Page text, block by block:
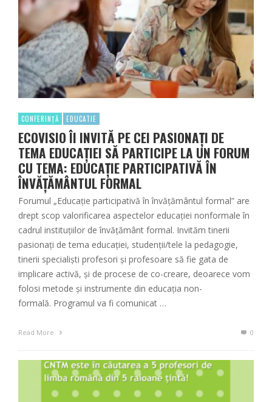
CONFERINȚĂ EDUCATIE
ECOVISIO ÎI INVITĂ PE CEI PASIONAȚI DE
TEMA EDUCAȚIEI SĂ PARTICIPE LA UN FORUM
CU TEMA: EDUCAȚIE PARTICIPATIVĂ ÎN
ÎNVĂȚĂMÂNTUL FORMAL
Forumul „Educație participativă în învățământul formal” are
drept scop valorificarea aspectelor educației nonformale în
cadrul instituțiilor de învățământ formal. Invităm tinerii
pasionați de tema educației, studenții/tele la pedagogie,
tinerii specialiști profesori și profesoare să fie gata de
implicare activă, și de procese de co-creare, deoarece vom
folosi metode și instrumente din educația non-
formală. Programul va fi comunicat …
Read More 0